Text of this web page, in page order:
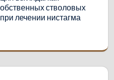
стволовых
лечении нистагма